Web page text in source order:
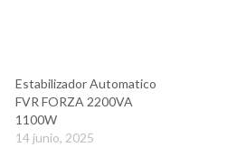
Estabilizador Automatico
FVR FORZA 2200VA
1100W
14 junio, 2025